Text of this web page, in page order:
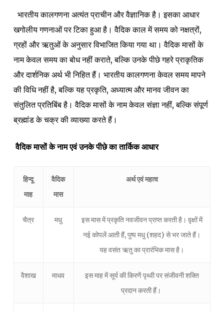
भारतीय कालगणना अत्यंत प्राचीन और वैज्ञानिक है। इसका आधार
खगोलीय गणनाओं पर टिका हुआ है। वैदिक काल में समय को नक्षत्रों,
ग्रहों और ऋतुओं के अनुसार विभाजित किया गया था। वैदिक मासों के
नाम केवल समय का बोध नहीं कराते, बल्कि उनके पीछे गहरे प्राकृतिक
और दार्शनिक अर्थ भी निहित हैं। भारतीय कालगणना केवल समय मापने
की विधि नहीं है, बल्कि यह प्रकृति, अध्यात्म और मानव जीवन का
संतुलित प्रतिबिंब है। वैदिक मासों के नाम केवल संज्ञा नहीं, बल्कि संपूर्ण
ब्रह्मांड के चक्र की व्याख्या करते हैं।
वैदिक मासों के नाम एवं उनके पीछे का तार्किक आधार
हिन्दू
माह
वैदिक
मास
अर्थ एवं महत्व
चैत्र मधु
इस मास में प्रकृति नवजीवन प्राप्त करती है। वृक्षों में
नई कोपलें आती हैं, पुष्प मधु (शहद) से भर जाते हैं।
यह वसंत ऋतु का प्रारंभिक मास है।
वैशाख माधव
इस माह में सूर्य की किरणें पृथ्वी पर संजीवनी शक्ति
प्रदान करती हैं।